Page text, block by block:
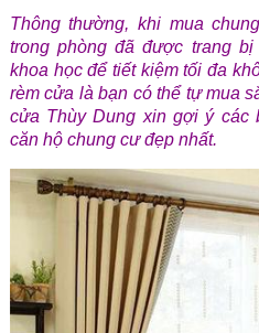
Thông thường, khi mua
trong phòng đã được trang
khoa học để tiết kiệm tối đa
rèm cửa là bạn có thể tự mua
cửa Thùy Dung xin gợi ý các
căn hộ chung cư đẹp nhất.